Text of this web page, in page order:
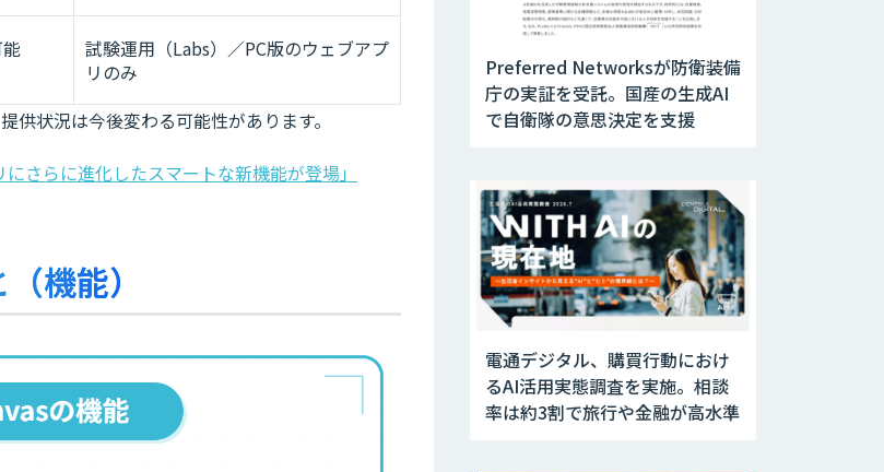
試験運用（Labs）／PC版のウェブアプ
リのみ
状況は今後変わる可能性があります。
さらに進化したスマートな新機能が登場」
機能）
Preferred Networksが防衛装備
庁の実証を受託。国産の生成AI
で自衛隊の意思決定を支援
電通デジタル、購買行動におけ
るAI活用実態調査を実施。相談
率は約3割で旅行や金融が高水準